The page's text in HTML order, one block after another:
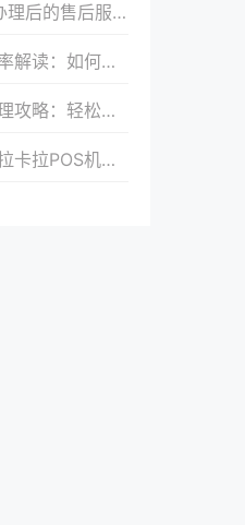
务保障与客户关怀体系
维持可持续盈利？
轻松应对支付挑战
不再为入门难而烦恼